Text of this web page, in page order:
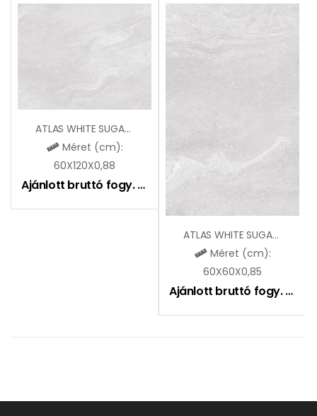
ATLAS WHITE SUGAR LAPPATO
Méret (cm):
60X120X0,88
Ajánlott bruttó fogy. ár:
ATLAS WHITE SUGAR LAPPATO
Méret (cm):
60X60X0,85
Ajánlott bruttó fogy. ár: